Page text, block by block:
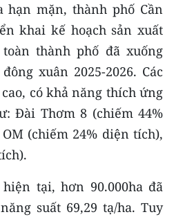
hạn mặn, thành phố Cần
khai kế hoạch sản xuất
thành phố đã xuống
xuân 2025-2026. Các
có khả năng thích ứng
Đài Thơm 8 (chiếm 44%
(chiếm 24% diện tích),
tại, hơn 90.000ha đã
suất 69,29 tạ/ha. Tuy